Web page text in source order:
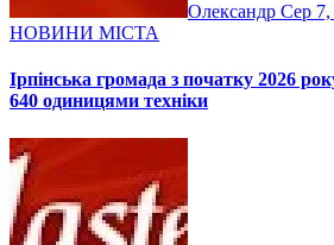
Олександр Сер 7,
НОВИНИ МІСТА
Ірпінська громада з початку 2026
640 одиницями техніки